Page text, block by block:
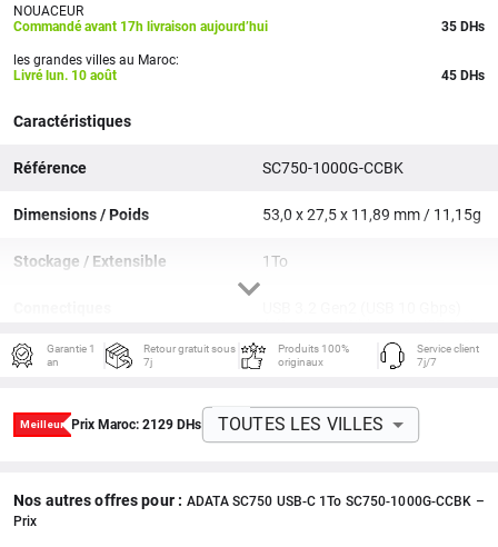
NOUACEUR
Commandé avant 17h livraison aujourd’hui
35 DHs
les grandes villes au Maroc:
Livré lun. 10 août
45 DHs
Caractéristiques
Référence SC750-1000G-CCBK
Dimensions / Poids 53,0 x 27,5 x 11,89 mm / 11,15g
Stockage / Extensible 1To
Couleurs Gris
Particularités
1 050/1 000 Mo/s en lecture/
écriture haute vitesse / prend en
Garantie 1
an
Retour gratuit sous
7j
Produits 100%
originaux
Service client
7j/7
Prix Maroc: 2129DHs TOUTES LES VILLES
Nos autres offres pour : ADATA SC750 USB-C 1To SC750-1000G-CCBK –
Prix